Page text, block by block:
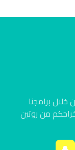
برامجنا
من روتين